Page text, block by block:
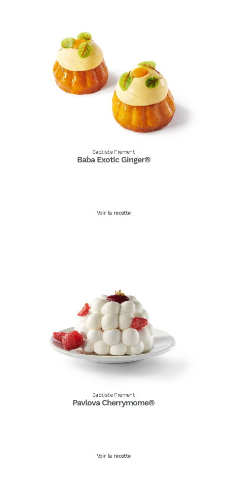
Baptiste Frement
Baba Exotic Ginger®
Voir la recette
Baptiste Frement
Pavlova Cherrymome®
Voir la recette